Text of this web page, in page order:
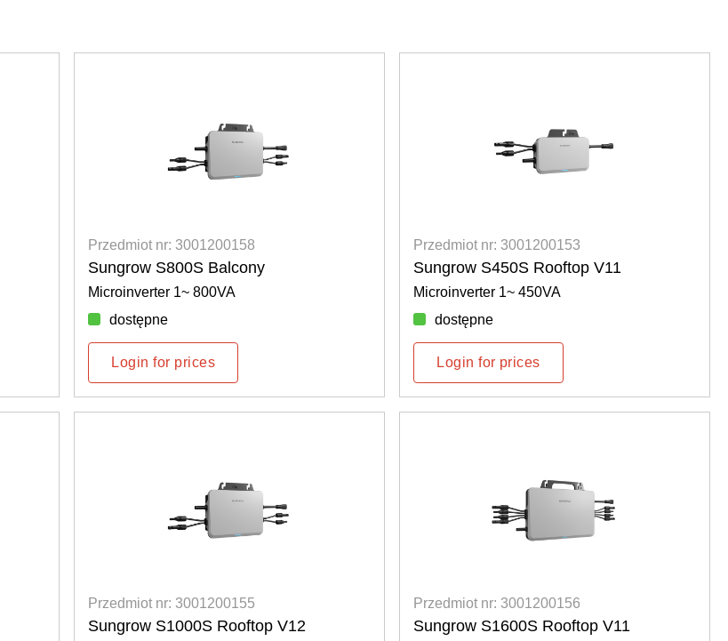
Przedmiot nr: 3001200158
Sungrow S800S Balcony
Microinverter 1~ 800VA
dostępne
Login for prices
Przedmiot nr: 3001200153
Sungrow S450S Rooftop V11
Microinverter 1~ 450VA
dostępne
Login for prices
Przedmiot nr: 3001200155
Sungrow S1000S Rooftop V12
Przedmiot nr: 3001200156
Sungrow S1600S Rooftop V11